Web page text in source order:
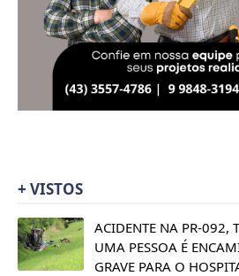
+ VISTOS
ACIDENTE NA PR-092,
UMA PESSOA É
GRAVE PARA O